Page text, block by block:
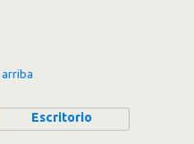
arriba
Escritorio